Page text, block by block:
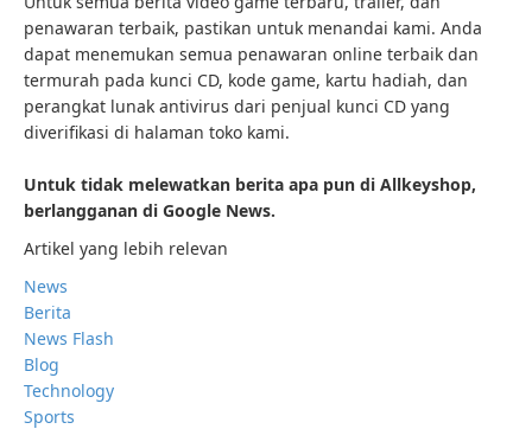
penawaran terbaik, pastikan untuk menandai kami. Anda
dapat menemukan semua penawaran online terbaik dan
termurah pada kunci CD, kode game, kartu hadiah, dan
perangkat lunak antivirus dari penjual kunci CD yang
diverifikasi di halaman toko kami.
Untuk tidak melewatkan berita apa pun di Allkeyshop,
berlangganan di Google News.
Artikel yang lebih relevan
News
Berita
News Flash
Blog
Technology
Sports